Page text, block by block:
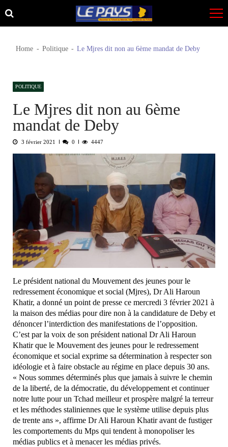
Skip
to
Skip
to
Home Politique Le Mjres dit non au 6ème mandat de Deby
POLITIQUE
Le Mjres dit non au 6ème
mandat de Deby
3 février 2021 0 4447
Le président national du Mouvement des jeunes pour le
redressement économique et social (Mjres), Dr Ali Haroun
Khatir, a donné un point de presse ce mercredi 3 février 2021 à
la maison des médias pour dire non à la candidature de Deby et
dénoncer l’interdiction des manifestations de l’opposition.
C’est par la voix de son président national Dr Ali Haroun
Khatir que le Mouvement des jeunes pour le redressement
économique et social exprime sa détermination à respecter son
idéologie et à faire obstacle au régime en place depuis 30 ans.
« Nous sommes déterminés plus que jamais à suivre le chemin
de la liberté, de la démocratie, du développement et continuer
notre lutte pour un Tchad meilleur et prospère malgré la terreur
et les méthodes staliniennes que le système utilise depuis plus
de trente ans », affirme Dr Ali Haroun Khatir avant de fustiger
les comportements du Mps qui tendent à monopoliser les
médias publics et à menacer les médias privés.